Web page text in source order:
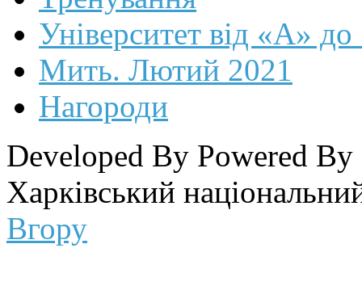
Університет від «А»
Мить. Лютий 2021
Нагороди
Developed By Powered By
Харківський
Вгору